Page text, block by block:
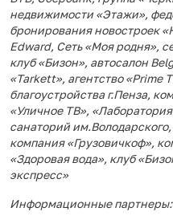
недвижимости «Этажи»,
бронирования новостроек
Edward, Сеть «Моя родня»,
клуб «Бизон», автосалон
«Tarkett», агентство «Prime
благоустройства г.Пенза,
«Уличное ТВ»,
санаторий
компания «Грузовичкоф»,
«Здоровая вода», клуб
экспресс»
Информационные партнеры: